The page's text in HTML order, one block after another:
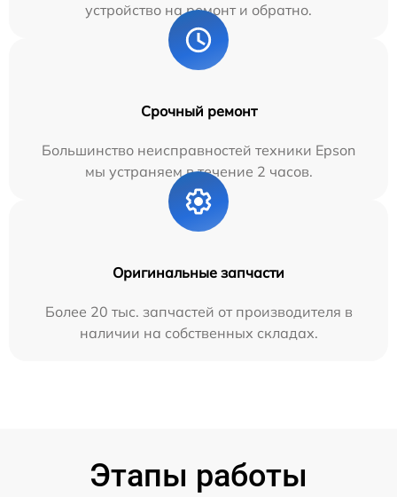
устройство на ремонт и обратно.
Срочный ремонт
Большинство неисправностей техники Epson
мы устраняем в течение 2 часов.
Оригинальные запчасти
Более 20 тыс. запчастей от производителя в
наличии на собственных складах.
Этапы работы